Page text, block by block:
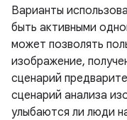
Варианты
быть активными
может позволять
изображение,
сценарий
сценарий анализа
улыбаются ли люди